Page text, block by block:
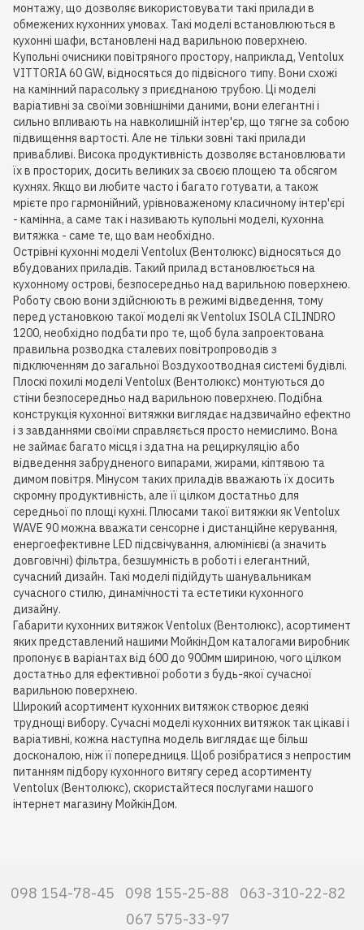
монтажу, що дозволяє використовувати такі прилади в
обмежених кухонних умовах. Такі моделі встановлюються в
кухонні шафи, встановлені над варильною поверхнею.
Купольні очисники повітряного простору, наприклад, Ventolux
VITTORIA 60 GW, відносяться до підвісного типу. Вони схожі
на камінний парасольку з приєднаною трубою. Ці моделі
варіативні за своїми зовнішніми даними, вони елегантні і
сильно впливають на навколишній інтер'єр, що тягне за собою
підвищення вартості. Але не тільки зовні такі прилади
привабливі. Висока продуктивність дозволяє встановлювати
їх в просторих, досить великих за своєю площею та обсягом
кухнях. Якщо ви любите часто і багато готувати, а також
мрієте про гармонійний, урівноваженому класичному інтер'єрі
- камінна, а саме так і називають купольні моделі, кухонна
витяжка - саме те, що вам необхідно.
Острівні кухонні моделі Ventolux (Вентолюкс) відносяться до
вбудованих приладів. Такий прилад встановлюється на
кухонному острові, безпосередньо над варильною поверхнею.
Роботу свою вони здійснюють в режимі відведення, тому
перед установкою такої моделі як Ventolux ISOLA CILINDRO
1200, необхідно подбати про те, щоб була запроектована
правильна розводка сталевих повітропроводів з
підключенням до загальної Воздухоотводная системі будівлі.
Плоскі похилі моделі Ventolux (Вентолюкс) монтуються до
стіни безпосередньо над варильною поверхнею. Подібна
конструкція кухонної витяжки виглядає надзвичайно ефектно
і з завданнями своїми справляється просто немислимо. Вона
не займає багато місця і здатна на рециркуляцію або
відведення забрудненого випарами, жирами, кіптявою та
димом повітря. Мінусом таких приладів вважають їх досить
скромну продуктивність, але її цілком достатньо для
середньої по площі кухні. Плюсами такої витяжки як Ventolux
WAVE 90 можна вважати сенсорне і дистанційне керування,
енергоефективне LED підсвічування, алюмінієві (а значить
довговічні) фільтра, безшумність в роботі і елегантний,
сучасний дизайн. Такі моделі підійдуть шанувальникам
сучасного стилю, динамічності та естетики кухонного
дизайну.
Габарити кухонних витяжок Ventolux (Вентолюкс), асортимент
яких представлений нашими МойкінДом каталогами виробник
пропонує в варіантах від 600 до 900мм шириною, чого цілком
достатньо для ефективної роботи з будь-якої сучасної
варильною поверхнею.
Широкий асортимент кухонних витяжок створює деякі
труднощі вибору. Сучасні моделі кухонних витяжок так цікаві і
варіативні, кожна наступна модель виглядає ще більш
досконалою, ніж її попередниця. Щоб розібратися з непростим
питанням підбору кухонного витягу серед асортименту
Ventolux (Вентолюкс), скористайтеся послугами нашого
інтернет магазину МойкінДом.
098 154-78-45 098 155-25-88
063-310-22-82
067 575-33-97